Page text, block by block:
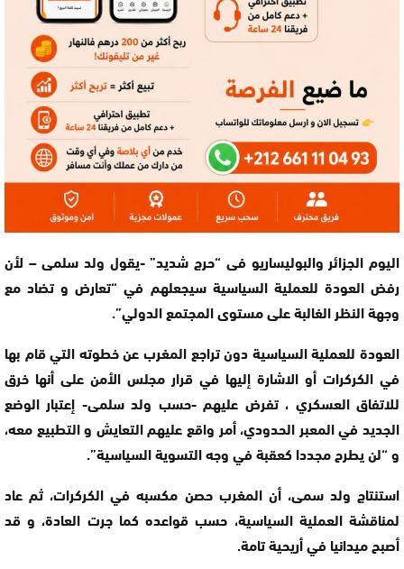
اليوم الجزائر والبوليساريو فى “حرج شديد” -يقول ولد سلمى – لأن
رفض العودة للعملية السياسية سيجعلهم في “تعارض و تضاد مع
وجهة النظر الغالبة على مستوى المجتمع الدولي”.
العودة للعملية السياسية دون تراجع المغرب عن خطوته التي قام بها
في الكركرات أو الاشارة إليها في قرار مجلس الأمن على أنها خرق
للاتفاق العسكري ، تفرض عليهم -حسب ولد سلمى- إعتبار الوضع
الجديد في المعبر الحدودي، أمر واقع عليهم التعايش و التطبيع معه،
و “لن يطرح مجددا كعقبة في وجه التسوية السياسية”.
استنتاج ولد سمى، أن المغرب حصن مكسبه في الكركرات، ثم عاد
لمناقشة العملية السياسية، حسب قواعده كما جرت العادة، و قد
أصبح ميدانيا في أريحية تامة.